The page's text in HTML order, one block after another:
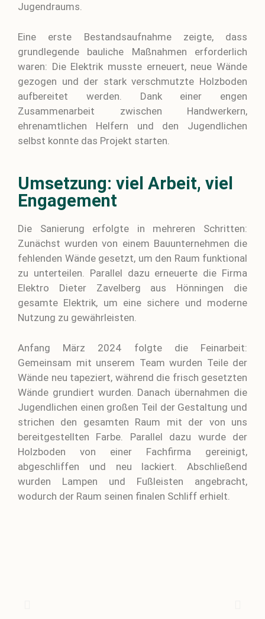
Jugendraums.
Eine erste Bestandsaufnahme zeigte, dass
grundlegende bauliche Maßnahmen erforderlich
waren: Die Elektrik musste erneuert, neue Wände
gezogen und der stark verschmutzte Holzboden
aufbereitet werden. Dank einer engen
Zusammenarbeit zwischen Handwerkern,
ehrenamtlichen Helfern und den Jugendlichen
selbst konnte das Projekt starten.
Umsetzung: viel Arbeit, viel
Engagement
Die Sanierung erfolgte in mehreren Schritten:
Zunächst wurden von einem Bauunternehmen die
fehlenden Wände gesetzt, um den Raum funktional
zu unterteilen. Parallel dazu erneuerte die Firma
Elektro Dieter Zavelberg aus Hönningen die
gesamte Elektrik, um eine sichere und moderne
Nutzung zu gewährleisten.
Anfang März 2024 folgte die Feinarbeit:
Gemeinsam mit unserem Team wurden Teile der
Wände neu tapeziert, während die frisch gesetzten
Wände grundiert wurden. Danach übernahmen die
Jugendlichen einen großen Teil der Gestaltung und
strichen den gesamten Raum mit der von uns
bereitgestellten Farbe. Parallel dazu wurde der
Holzboden von einer Fachfirma gereinigt,
abgeschliffen und neu lackiert. Abschließend
wurden Lampen und Fußleisten angebracht,
wodurch der Raum seinen finalen Schliff erhielt.